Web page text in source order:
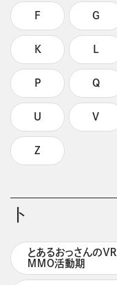
F G
K L
P Q
U V
Z
ト
とあるおっさんのＶＲ
ＭＭＯ活動期